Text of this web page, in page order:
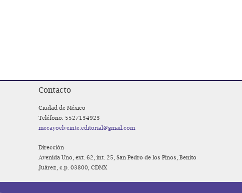
Contacto
Ciudad de México
Teléfono: 5527134923
mecayoelveinte.editorial@gmail.com
Dirección
Avenida Uno, ext. 62, int. 25, San Pedro de los Pinos, Benito
Juárez, c.p. 03800, CDMX